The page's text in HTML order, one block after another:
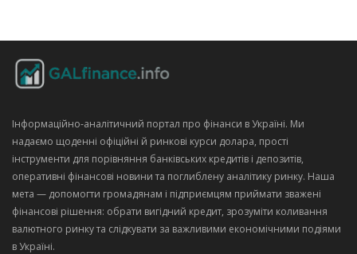
Інформаційно‑аналітичний портал про фінанси в Україні. Ми
надаємо щоденні офіційні й ринкові курси долара, прості
інструменти для порівняння банківських кредитів і депозитів,
оперативні фінансові новини та поглиблену аналітику ринку. Наша
мета — допомогти громадянам і підприємцям приймати зважені
фінансові рішення: обрати вигідний кредит, зрозуміти коливання
валютного ринку та слідкувати за важливими економічними подіями
в Україні.